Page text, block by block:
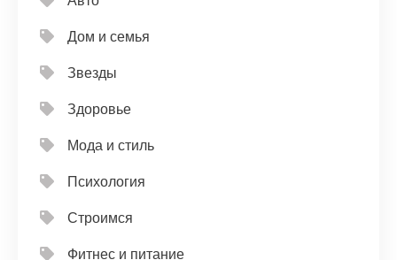
Дом и семья
Звезды
Здоровье
Мода и стиль
Психология
Строимся
Фитнес и питание